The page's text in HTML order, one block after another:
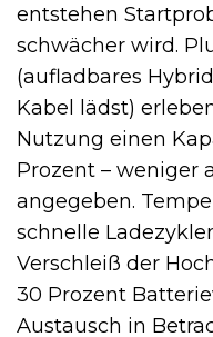
entstehen
schwächer wird.
(aufladbares
Kabel lädst)
Nutzung einen
Prozent – weniger
angegeben.
schnelle
Verschleiß der
30 Prozent
Austausch in